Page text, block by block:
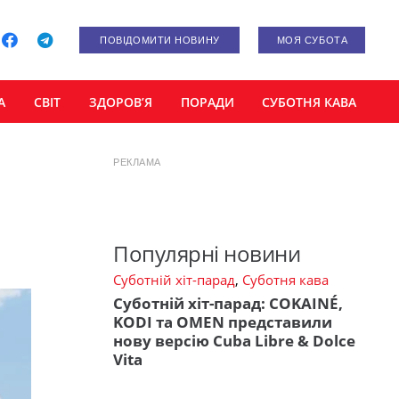
ПОВІДОМИТИ НОВИНУ МОЯ СУБОТА
СВІТ ЗДОРОВ’Я ПОРАДИ СУБОТНЯ КАВА
РЕКЛАМА
Популярні новини
Суботній хіт-парад, Суботня кава
Суботній хіт-парад: COKAINÉ,
KODI та OMEN представили
нову версію Cuba Libre & Dolce
Vita